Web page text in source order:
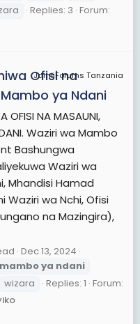
Replies: 3 Forum:
JamiiForums Tanzania
Ofisi na
ya Ndani
OFISI NA MASAUNI,
Waziri wa Mambo
Bashungwa
Waziri wa
Mhandisi Hamad
Waziri wa Nchi, Ofisi
na Mazingira),
Dec 13, 2024
mamboya ndani
wizara Replies: 1 Forum: